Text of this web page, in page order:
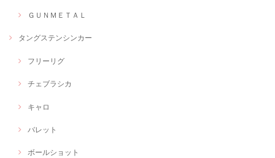
ＧＵＮＭＥＴＡＬ
タングステンシンカー
フリーリグ
チェブラシカ
キャロ
バレット
ボールショット